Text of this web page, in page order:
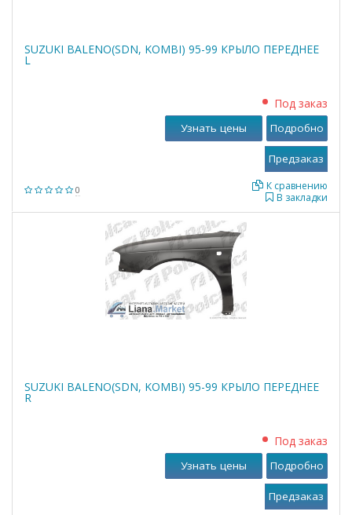
SUZUKI BALENO(SDN, KOMBI) 95-99 КРЫЛО ПЕРЕДНЕЕ
L
0
Под заказ
В закладки
К сравнению
Узнать цены Подробно
SUZUKI BALENO(SDN, KOMBI) 95-99 КРЫЛО ПЕРЕДНЕЕ
R
Под заказ
Узнать цены Подробно